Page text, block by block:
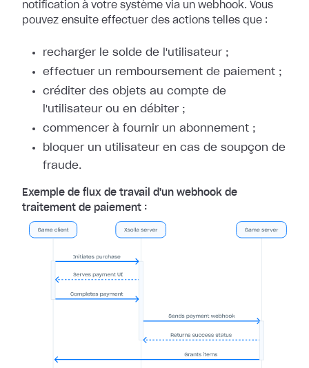
notification à votre système via un webhook. Vous
pouvez ensuite effectuer des actions telles que :
recharger le solde de l'utilisateur ;
effectuer un remboursement de paiement ;
créditer des objets au compte de
l'utilisateur ou en débiter ;
commencer à fournir un abonnement ;
bloquer un utilisateur en cas de soupçon de
fraude.
Exemple de flux de travail d'un webhook de
traitement de paiement :